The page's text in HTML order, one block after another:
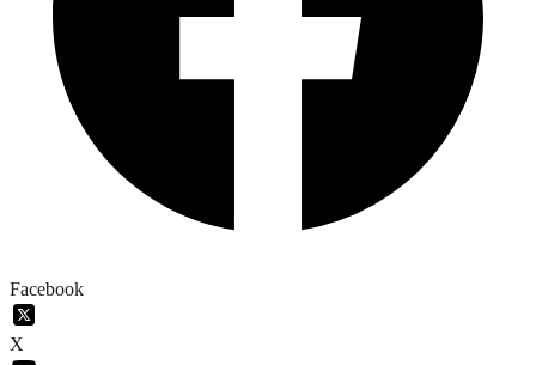
Facebook
X